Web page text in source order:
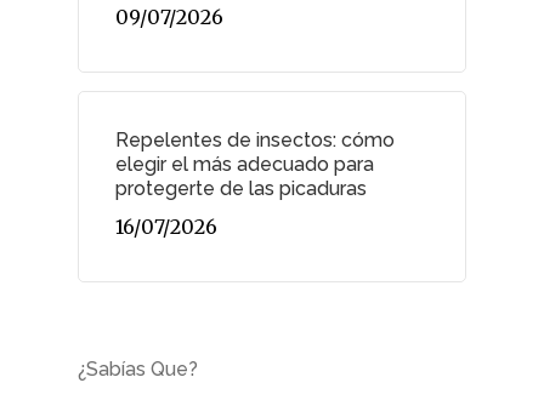
09/07/2026
Repelentes de insectos: cómo
elegir el más adecuado para
protegerte de las picaduras
16/07/2026
¿Sabías Que?